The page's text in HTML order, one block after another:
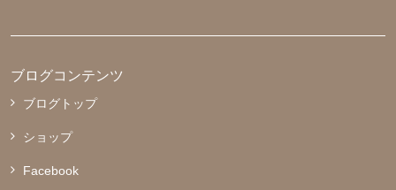
ブログコンテンツ
ブログトップ
ショップ
Facebook